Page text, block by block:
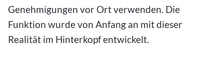
Genehmigungen vor Ort verwenden. Die
Funktion wurde von Anfang an mit dieser
Realität im Hinterkopf entwickelt.